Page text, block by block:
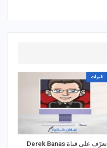
قنوات
تعرّف على قناة Derek Banas